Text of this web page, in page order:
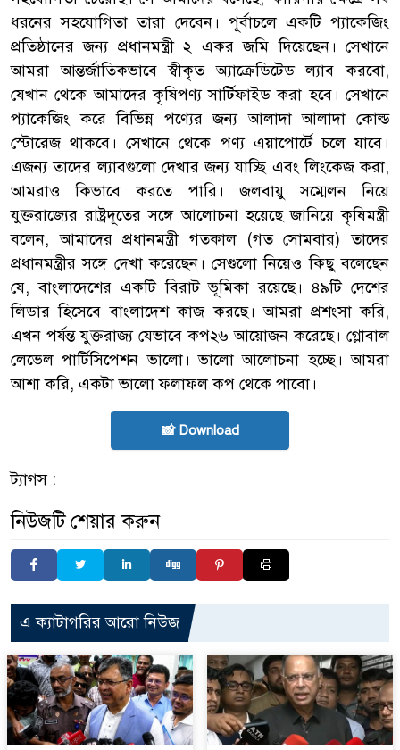
ধরনের সহযোগিতা তারা দেবেন। পূর্বাচলে একটি প্যাকেজিং
প্রতিষ্ঠানের জন্য প্রধানমন্ত্রী ২ একর জমি দিয়েছেন। সেখানে
আমরা আন্তর্জাতিকভাবে স্বীকৃত অ্যাক্রেডিটেড ল্যাব করবো,
যেখান থেকে আমাদের কৃষিপণ্য সার্টিফাইড করা হবে। সেখানে
প্যাকেজিং করে বিভিন্ন পণ্যের জন্য আলাদা আলাদা কোল্ড
স্টোরেজ থাকবে। সেখানে থেকে পণ্য এয়াপোর্টে চলে যাবে।
এজন্য তাদের ল্যাবগুলো দেখার জন্য যাচ্ছি এবং লিংকেজ করা,
আমরাও কিভাবে করতে পারি। জলবায়ু সম্মেলন নিয়ে
যুক্তরাজ্যের রাষ্ট্রদূতের সঙ্গে আলোচনা হয়েছে জানিয়ে কৃষিমন্ত্রী
বলেন, আমাদের প্রধানমন্ত্রী গতকাল (গত সোমবার) তাদের
প্রধানমন্ত্রীর সঙ্গে দেখা করেছেন। সেগুলো নিয়েও কিছু বলেছেন
যে, বাংলাদেশের একটি বিরাট ভূমিকা রয়েছে। ৪৯টি দেশের
লিডার হিসেবে বাংলাদেশ কাজ করছে। আমরা প্রশংসা করি,
এখন পর্যন্ত যুক্তরাজ্য যেভাবে কপ২৬ আয়োজন করেছে। গ্লোবাল
লেভেল পার্টিসিপেশন ভালো। ভালো আলোচনা হচ্ছে। আমরা
আশা করি, একটা ভালো ফলাফল কপ থেকে পাবো।
📸 Download
ট্যাগস :
নিউজটি শেয়ার করুন
এ ক্যাটাগরির আরো নিউজ